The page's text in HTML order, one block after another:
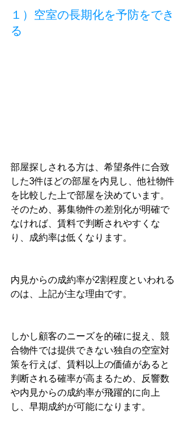
１）空室の長期化を予防をでき
る
部屋探しされる方は、希望条件に合致
した3件ほどの部屋を内見し、他社物件
を比較した上で部屋を決めています。
そのため、募集物件の差別化が明確で
なければ、賃料で判断されやすくな
り、成約率は低くなります。
内見からの成約率が2割程度といわれる
のは、上記が主な理由です。
しかし顧客のニーズを的確に捉え、競
合物件では提供できない独自の空室対
策を行えば、賃料以上の価値があると
判断される確率が高まるため、反響数
や内見からの成約率が飛躍的に向上
し、早期成約が可能になります。